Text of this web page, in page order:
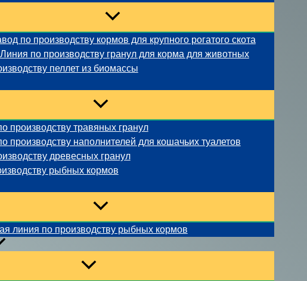
по производству кормов для крупного рогатого скота
по производству гранул для корма для животных
пеллет из биомассы
производству травяных гранул
производству наполнителей для кошачьих туалетов
древесных гранул
рыбных кормов
линия по производству рыбных кормов